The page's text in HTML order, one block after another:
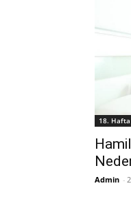
18.
Admin -